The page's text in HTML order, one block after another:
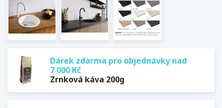
Dárek zdarma pro objednávky nad
7 000 Kč
Zrnková káva 200g